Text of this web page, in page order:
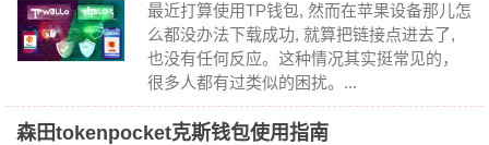
最近打算使用TP钱包, 然而在苹果设备那儿怎
么都没办法下载成功, 就算把链接点进去了,
也没有任何反应。这种情况其实挺常见的，
很多人都有过类似的困扰。...
森田tokenpocket克斯钱包使用指南